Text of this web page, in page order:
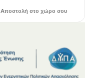
Αποστολή στο χώρο σου